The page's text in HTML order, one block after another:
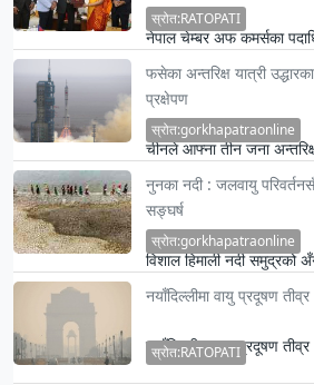
नेपाल चेम्बर अफ कमर्सका
श्रीलङ्काका राजदूत रुवान्थी
तथा हवाई…
स्रोत:RATOPATI
फसेका अन्तरिक्ष यात्री
प्रक्षेपण
चीनले आफ्ना तीन जना
फर्काउन सहयोग पुर्याउने
अन्…
स्रोत:gorkhapatraonline
नुनका नदी : जलवायु
सङ्घर्ष
विशाल हिमाली नदी समुद्रको
तटीय डेल्टाको त्यही पानीले
ह…
स्रोत:gorkhapatraonline
नयाँदिल्लीमा वायु प्रदूषण तीव्र
नयाँदिल्लीमा वायु प्रदूषण तीव्र
स्रोत:RATOPATI